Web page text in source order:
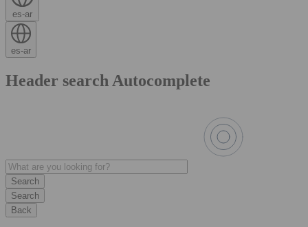
es-ar
es-ar
Header search Autocomplete
Search
Back